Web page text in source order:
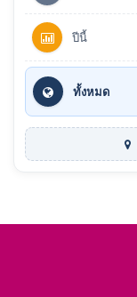
ปีนี้
ทั้งหมด